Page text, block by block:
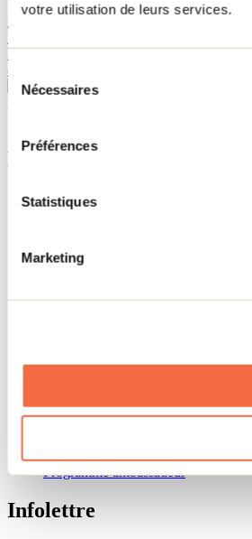
votre utilisation de leurs services.
Sélection
du
consentement
Nécessaires
Préférences
Statistiques
Marketing
La Ferme L'Oie D'Or, vous connaissez?
Louis à Saint-Gabriel-de-Brandon, tout
Mandeville, cette ferme est une belle
en moi. Lors d'une randonnée à moto sur
Besoin d'information?
Menu pied de page
Accueil de groupe
Séjour d'affaires
À propos
Vivre et travailler dans Lanaudière
Code d’éthique lanaudois
Programme ambassadeur
Infolettre